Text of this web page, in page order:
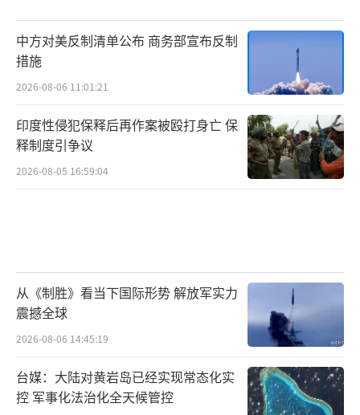
中方对美反制清单公布 商务部宣布反制
措施
2026-08-06 11:01:21
印度性侵犯保释后再作案被殴打身亡 保
释制度引争议
2026-08-05 16:59:04
从《制胜》看当下国际形势 解放军实力
震撼全球
2026-08-06 14:45:19
台媒：大陆对黄岩岛已经实现常态化实
控 军事化法治化全天候管控